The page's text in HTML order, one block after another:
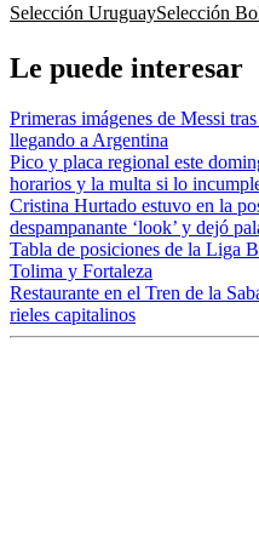
Selección UruguaySelección
Le puede interesar
Primeras imágenes de Messi
llegando a Argentina
Pico y placa regional este
horarios y la multa si lo
Cristina Hurtado estuvo en la
despampanante ‘look’ y dejó
Tabla de posiciones de la Liga
Tolima y Fortaleza
Restaurante en el Tren de la
rieles capitalinos